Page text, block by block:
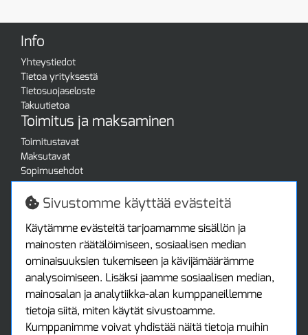
Info
Yhteystiedot
Tietoa yrityksestä
Tietosuojaseloste
Takuutietoa
Toimitus ja maksaminen
Toimitustavat
Maksutavat
Sopimusehdot
Turvallista ostamista
Jälleenmyyjille
Tax free / verovapaa myynti
Asiakastilini
Asiakastili
Luo tili
Kirjaudu sisään
Ota yhteyttä
Protools Oy
Sivustomme käyttää evästeitä
Käytämme evästeitä tarjoamamme sisällön ja
mainosten räätälöimiseen, sosiaalisen median
ominaisuuksien tukemiseen ja kävijämäärämme
analysoimiseen. Lisäksi jaamme sosiaalisen median,
mainosalan ja analytiikka-alan kumppaneillemme
tietoja siitä, miten käytät sivustoamme.
Kumppanimme voivat yhdistää näitä tietoja muihin